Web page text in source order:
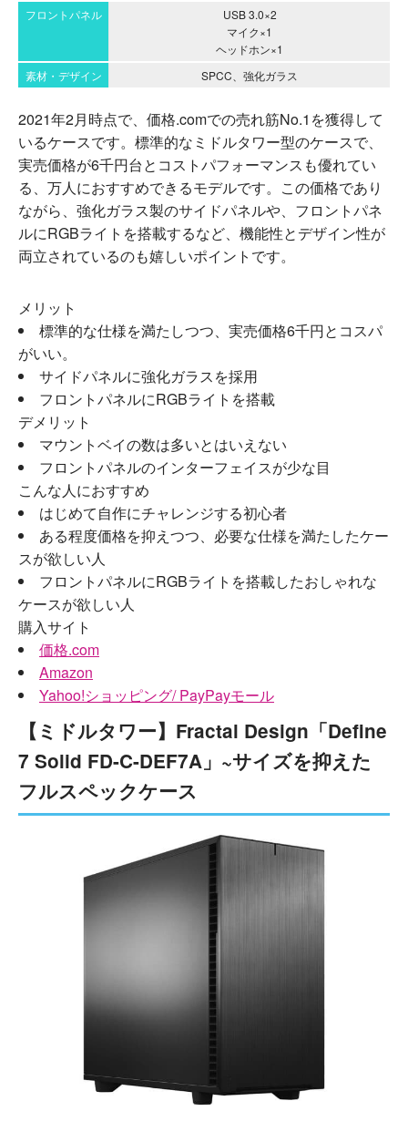
フロントパネル
USB 3.0×2
マイク×1
ヘッドホン×1
素材・デザイン
SPCC、強化ガラス
2021年2月時点で、価格.comでの売れ筋No.1を獲得して
いるケースです。標準的なミドルタワー型のケースで、
実売価格が6千円台とコストパフォーマンスも優れてい
る、万人におすすめできるモデルです。この価格であり
ながら、強化ガラス製のサイドパネルや、フロントパネ
ルにRGBライトを搭載するなど、機能性とデザイン性が
両立されているのも嬉しいポイントです。
メリット
標準的な仕様を満たしつつ、実売価格6千円とコスパ
がいい。
サイドパネルに強化ガラスを採用
フロントパネルにRGBライトを搭載
デメリット
マウントベイの数は多いとはいえない
フロントパネルのインターフェイスが少な目
こんな人におすすめ
はじめて自作にチャレンジする初心者
ある程度価格を抑えつつ、必要な仕様を満たしたケー
スが欲しい人
フロントパネルにRGBライトを搭載したおしゃれな
ケースが欲しい人
購入サイト
価格.com
Amazon
Yahoo!ショッピング/ PayPayモール
【ミドルタワー】Fractal Design「Define
7 Solid FD-C-DEF7A」~サイズを抑えた
フルスペックケース